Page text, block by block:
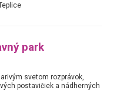
park
svetom rozprávok,
postavičiek a nádherných